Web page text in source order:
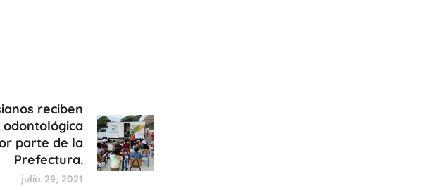
reciben
parte de la
Prefectura.
julio 29, 2021